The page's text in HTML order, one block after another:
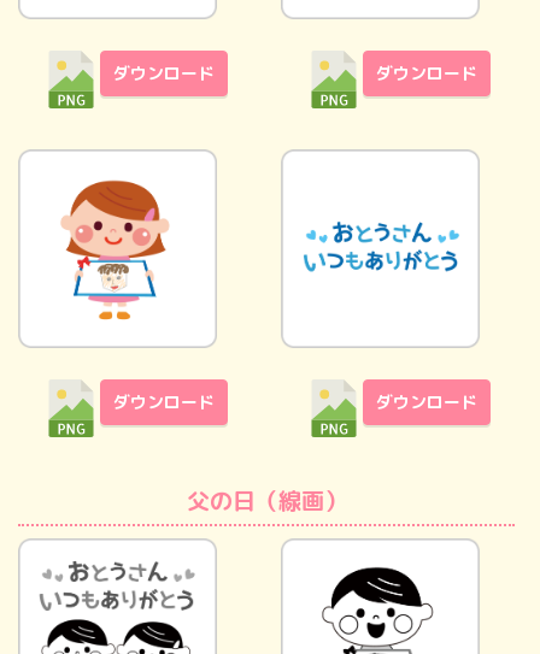
ダウンロード ダウンロード
ダウンロード ダウンロード
父の日（線画）